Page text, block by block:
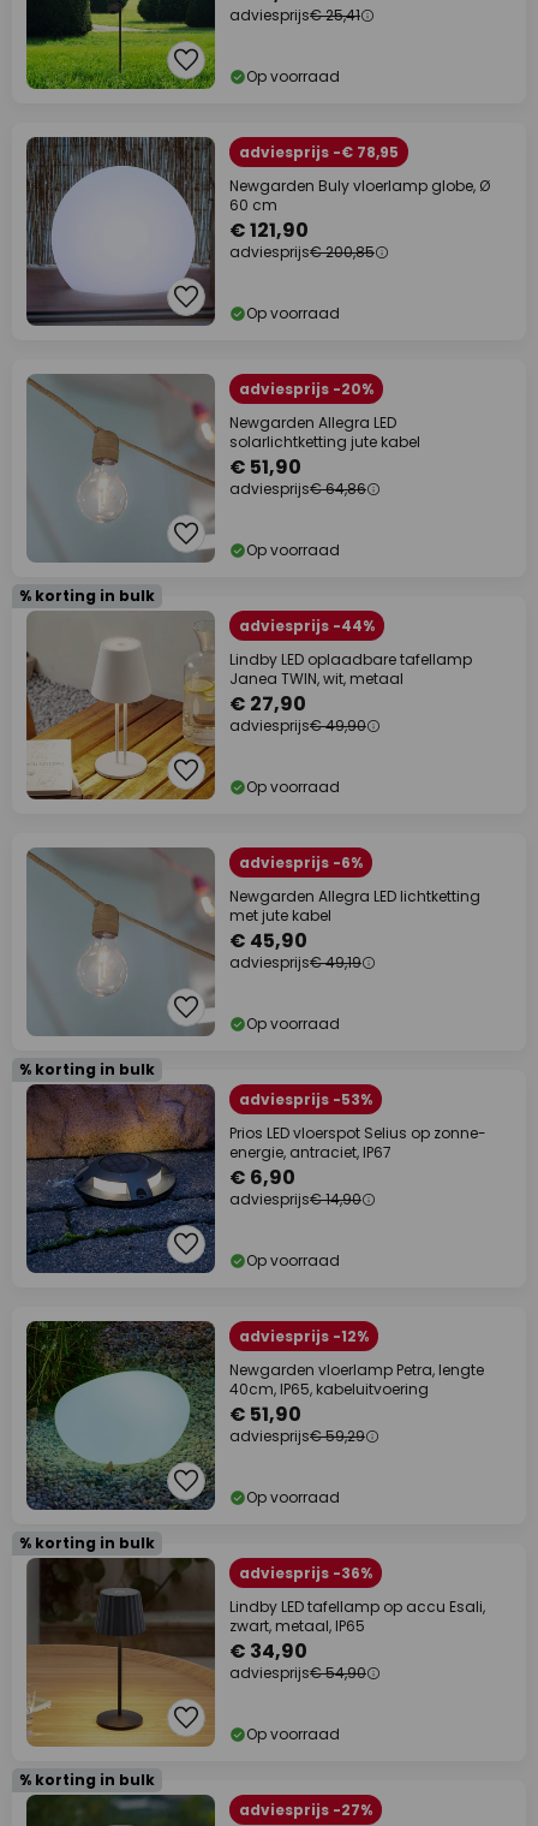
adviesprijs€ 25,41
Op voorraad
adviesprijs -€ 78,95
Newgarden Buly vloerlamp globe, Ø
60 cm
€ 121,90
adviesprijs€ 200,85
Op voorraad
adviesprijs -20%
Newgarden Allegra LED
solarlichtketting jute kabel
€ 51,90
adviesprijs€ 64,86
Op voorraad
% korting in bulk
adviesprijs -44%
Lindby LED oplaadbare tafellamp
Janea TWIN, wit, metaal
€ 27,90
adviesprijs€ 49,90
Op voorraad
adviesprijs -6%
Newgarden Allegra LED lichtketting
met jute kabel
€ 45,90
adviesprijs€ 49,19
Op voorraad
% korting in bulk
adviesprijs -53%
Prios LED vloerspot Selius op zonne-
energie, antraciet, IP67
€ 6,90
adviesprijs€ 14,90
Op voorraad
adviesprijs -12%
Newgarden vloerlamp Petra, lengte
40cm, IP65, kabeluitvoering
€ 51,90
adviesprijs€ 59,29
Op voorraad
% korting in bulk
adviesprijs -36%
Lindby LED tafellamp op accu Esali,
zwart, metaal, IP65
€ 34,90
adviesprijs€ 54,90
Op voorraad
% korting in bulk
adviesprijs -27%